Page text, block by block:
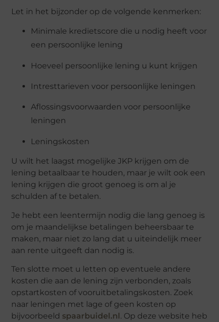
Let in het bijzonder op de volgende kenmerken:
Minimale kredietscore die u nodig heeft voor
een persoonlijke lening
Hoeveel persoonlijke lening u kunt krijgen
Intresttarieven voor persoonlijke leningen
Aflossingsvoorwaarden voor persoonlijke
leningen
Leningskosten
U wilt het laagst mogelijke JKP krijgen om de
lening betaalbaar te houden, maar je wilt ook een
lening krijgen die groot genoeg is om al je
schulden af te betalen.
Je hebt een leentermijn nodig die lang genoeg is
om je maandelijkse betalingen beheersbaar te
maken, maar niet zo lang dat u uiteindelijk meer
aan rente uitgeeft dan nodig is.
Ten slotte moet u letten op eventuele andere
kosten die aan de lening zijn verbonden, zoals
opstartkosten of vooruitbetalingskosten. Zoek
naar leningen met lage of geen kosten op
bijvoorbeeld spaarbuidel.nl. Op deze website heb